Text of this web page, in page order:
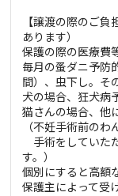
【譲渡の際のご
あります）
保護の際の医療費
毎月の蚤ダニ予防
間）、虫下し。そ
犬の場合、狂犬病
猫さんの場合、他
（不妊手術前のわ
手術をしていた
す。）
個別にすると高額
保護主によって受